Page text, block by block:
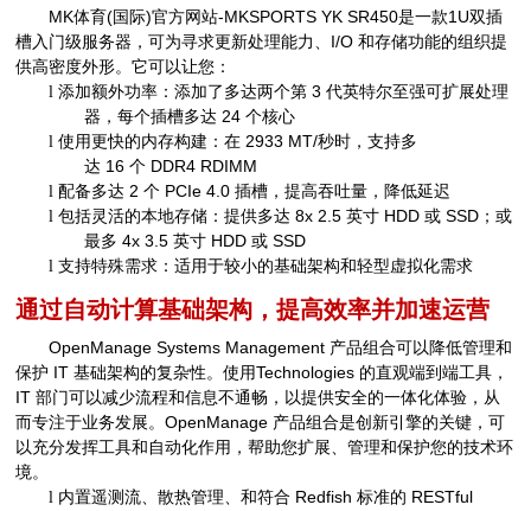
MK体育(国际)官方网站-MKSPORTSYK SR450是一款1U双插
槽入门级服务器，可为寻求更新处理能力、 I/O和存储功能的组织提
供高密度外形。它可以让您：
l 添加额外功率：添加了多达两个第 3代英特尔至强可扩展处理
器，每个插槽多达24 个核心
l 使用更快的内存构建：在 2933 MT/秒时，支持多
达16 个DDR4 RDIMM
l 配备多达 2个 PCIe 4.0插槽，提高吞吐量，降低延迟
l 包括灵活的本地存储：提供多达 8x 2.5英寸 HDD或 SSD ；或
最多 4x 3.5 英寸HDD 或SSD
l 支持特殊需求：适用于较小的基础架构和轻型虚拟化需求
通过自动计算基础架构，提高效率并加速运营
OpenManage Systems Management 产品组合可以降低管理和
保护 IT基础架构的复杂性。使用Technologies 的直观端到端工具，
IT部门可以减少流程和信息不通畅，以提供安全的一体化体验，从
而专注于业务发展。OpenManage 产品组合是创新引擎的关键，可
以充分发挥工具和自动化作用，帮助您扩展、管理和保护您的技术环
境。
l 内置遥测流、散热管理、和符合 Redfish标准的 RESTful